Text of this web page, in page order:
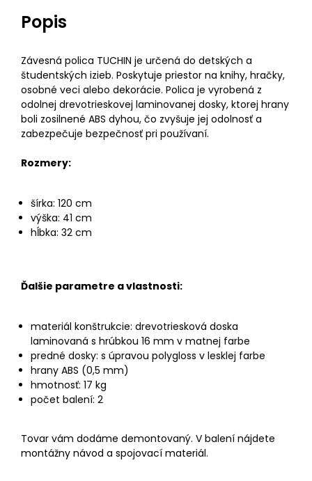
Popis
Závesná polica TUCHIN je určená do detských a
študentských izieb. Poskytuje priestor na knihy, hračky,
osobné veci alebo dekorácie. Polica je vyrobená z
odolnej drevotrieskovej laminovanej dosky, ktorej hrany
boli zosilnené ABS dyhou, čo zvyšuje jej odolnosť a
zabezpečuje bezpečnosť pri používaní.
Rozmery:
šírka: 120 cm
výška: 41 cm
hĺbka: 32 cm
Ďalšie parametre a vlastnosti:
materiál konštrukcie: drevotriesková doska
laminovaná s hrúbkou 16 mm v matnej farbe
predné dosky: s úpravou polygloss v lesklej farbe
hrany ABS (0,5 mm)
hmotnosť: 17 kg
počet balení: 2
Tovar vám dodáme demontovaný. V balení nájdete
montážny návod a spojovací materiál.